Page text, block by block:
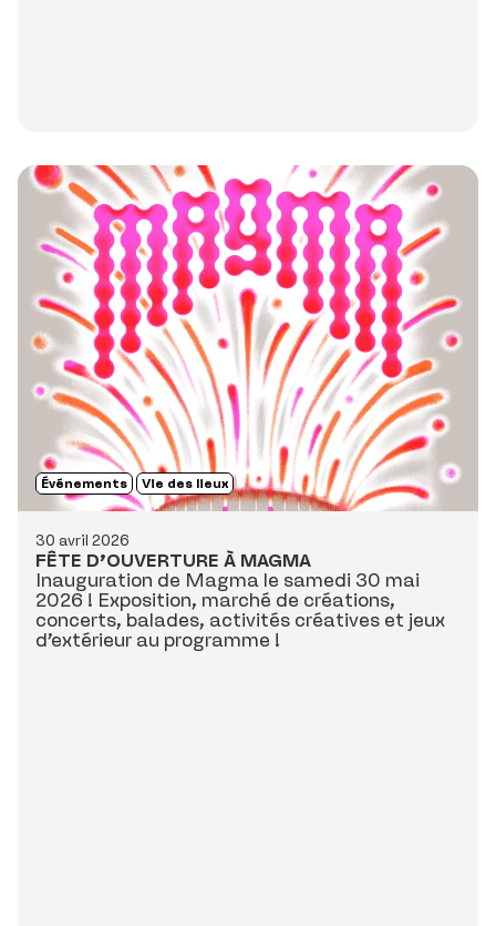
30 avril 2026
Événements Vie des lieux
FÊTE D’OUVERTURE À MAGMA
Inauguration de Magma le samedi 30 mai
2026 ! Exposition, marché de créations,
concerts, balades, activités créatives et jeux
d’extérieur au programme !